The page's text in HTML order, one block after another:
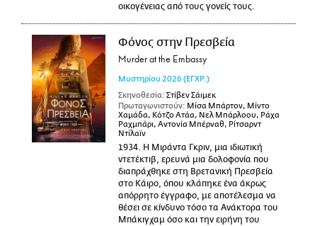
οικογένειας από τους γονείς τους.
Φόνος στην Πρεσβεία
Murder at the Embassy
Μυστηρίου 2026 (ΕΓΧΡ.)
Σκηνοθεσία: Στίβεν Σάιμεκ
Πρωταγωνιστούν: Μίσα Μπάρτον, Μίντο
Χαμάδα, Κότζο Ατάα, Νελ Μπάρλοου, Ράχα
Ραχμπάρι, Αντονία Μπέρναθ, Ρίτσαρντ
Ντίλαϊν
1934. Η Μιράντα Γκριν, μια ιδιωτική
ντετέκτιβ, ερευνά μια δολοφονία που
διαπράχθηκε στη Βρετανική Πρεσβεία
στο Κάιρο, όπου κλάπηκε ένα άκρως
απόρρητο έγγραφο, με αποτέλεσμα να
θέσει σε κίνδυνο τόσο τα Ανάκτορα του
Μπάκιγχαμ όσο και την ειρήνη του